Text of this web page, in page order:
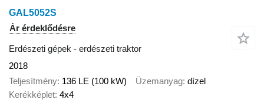
GAL5052S
Ár érdeklődésre
Erdészeti gépek - erdészeti traktor
2018
Teljesítmény 136 LE (100 kW) Üzemanyag dízel
Kerékképlet 4x4